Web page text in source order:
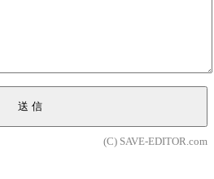
送信
(C) SAVE-EDITOR.com